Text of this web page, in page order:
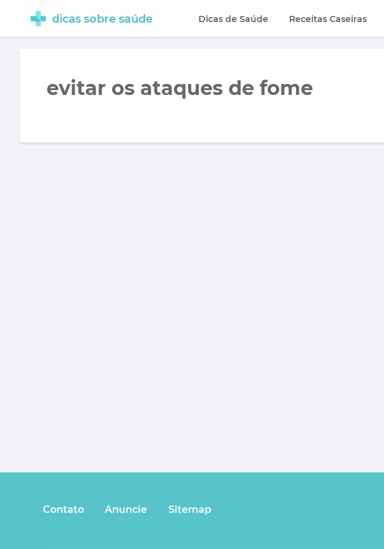
dicas sobre saúde Dicas de Saúde Receitas Caseiras
evitar os ataques de fome
Contato Anuncie Sitemap